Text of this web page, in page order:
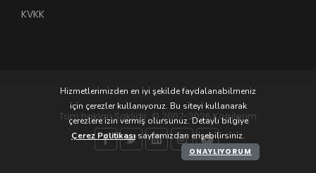
KVKK
Tüm hakları Saklıdır. © 2007-2026 Kobilerim
Hizmetlerimizden en iyi şekilde faydalanabilmeniz
için çerezler kullanıyoruz. Bu siteyi kullanarak
çerezlere izin vermiş olursunuz. Detaylı bilgiye
Çerez Politikasısayfamızdan erişebilirsiniz.
ONAYLIYORUM